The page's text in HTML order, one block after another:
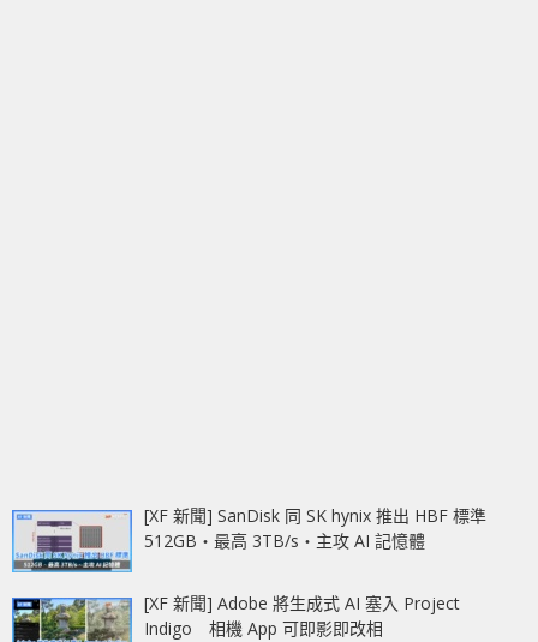
[XF 新聞] SanDisk 同 SK hynix 推出 HBF 標準
512GB‧最高 3TB/s‧主攻 AI 記憶體
[XF 新聞] Adobe 將生成式 AI 塞入 Project
Indigo 相機 App 可即影即改相